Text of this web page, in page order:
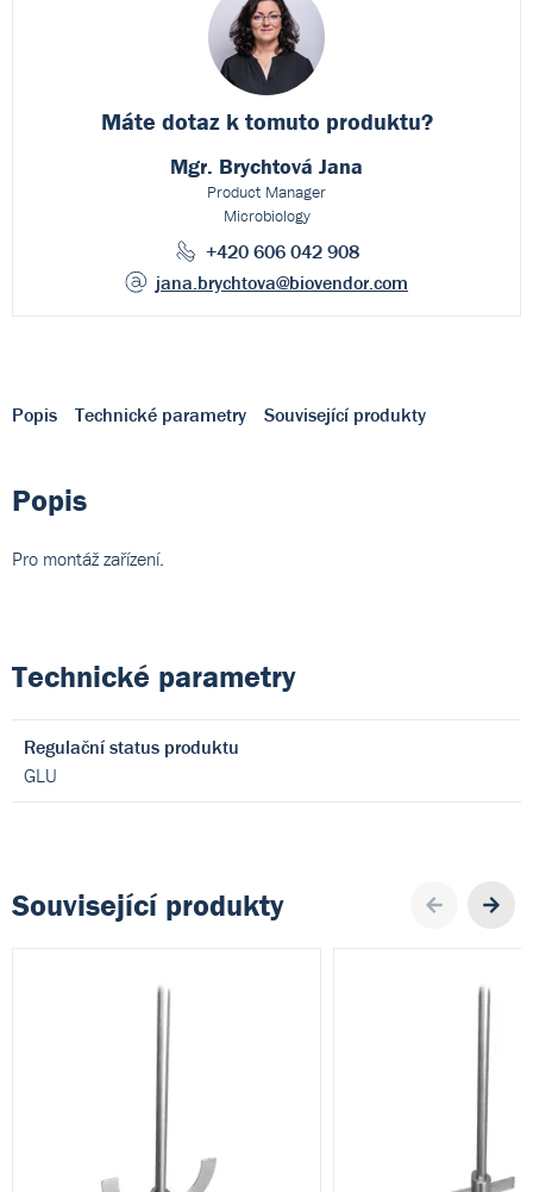
Máte dotaz k tomuto produktu?
Mgr. Brychtová Jana
Product Manager
Microbiology
+420 606 042 908
jana.brychtova@biovendor.com
Popis Technické parametry Související produkty
Popis
Pro montáž zařízení.
Technické parametry
Regulační status produktu
GLU
Související produkty